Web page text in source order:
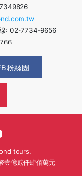
: 02-7734-9656
粉絲團
tours.
壹億貳仟肆佰萬元